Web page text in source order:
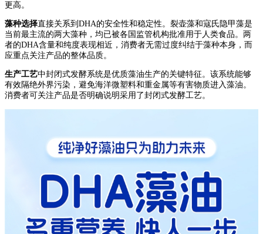
更高。
藻种选择直接关系到DHA的安全性和稳定性。裂壶藻和寇氏隐甲藻是
当前最主流的两大藻种，均已被各国监管机构批准用于人类食品。两
者的DHA含量和纯度表现相近，消费者无需过度纠结于藻种本身，而
应重点关注产品的整体品质。
生产工艺中封闭式发酵系统是优质藻油生产的关键特征。该系统能够
有效隔绝外界污染，避免海洋微塑料和重金属等有害物质进入藻油。
消费者可关注产品是否明确说明采用了封闭式发酵工艺。